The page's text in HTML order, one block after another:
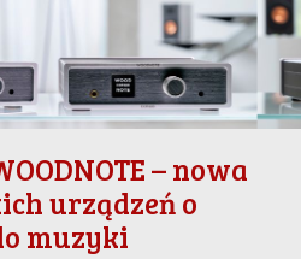
– nowa
urządzeń o
muzyki